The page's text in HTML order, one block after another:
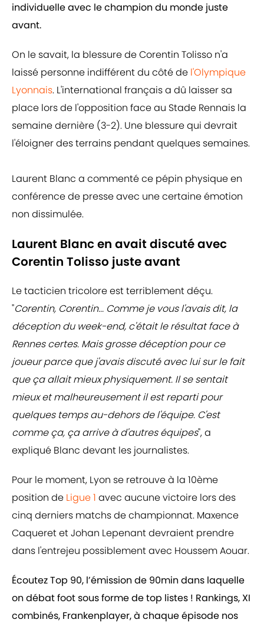
individuelle avec le champion du monde juste
avant.
On le savait, la blessure de Corentin Tolisso n'a
laissé personne indifférent du côté de l'Olympique
Lyonnais. L'international français a dû laisser sa
place lors de l'opposition face au Stade Rennais la
semaine dernière (3-2). Une blessure qui devrait
l'éloigner des terrains pendant quelques semaines.
Laurent Blanc a commenté ce pépin physique en
conférence de presse avec une certaine émotion
non dissimulée.
Laurent Blanc en avait discuté avec
Corentin Tolisso juste avant
Le tacticien tricolore est terriblement déçu.
"Corentin, Corentin... Comme je vous l'avais dit, la
déception du week-end, c'était le résultat face à
Rennes certes. Mais grosse déception pour ce
joueur parce que j'avais discuté avec lui sur le fait
que ça allait mieux physiquement. Il se sentait
mieux et malheureusement il est reparti pour
quelques temps au-dehors de l'équipe. C'est
comme ça, ça arrive à d'autres équipes", a
expliqué Blanc devant les journalistes.
Pour le moment, Lyon se retrouve à la 10ème
position de Ligue 1 avec aucune victoire lors des
cinq derniers matchs de championnat. Maxence
Caqueret et Johan Lepenant devraient prendre
dans l'entrejeu possiblement avec Houssem Aouar.
Écoutez Top 90, l’émission de 90min dans laquelle
on débat foot sous forme de top listes ! Rankings, XI
combinés, Frankenplayer, à chaque épisode nos